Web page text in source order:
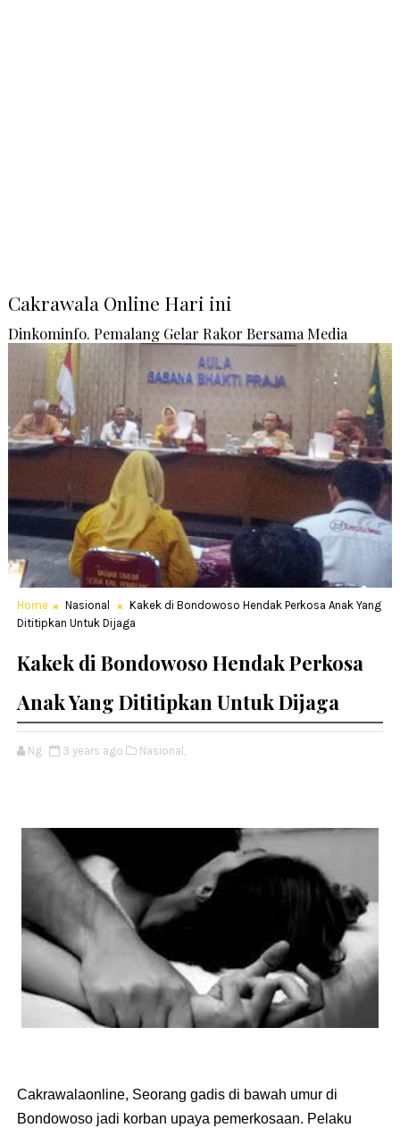
Cakrawala Online Hari ini
Dinkominfo. Pemalang Gelar Rakor Bersama Media
Home Nasional
Kakek di Bondowoso Hendak Perkosa Anak Yang
Dititipkan Untuk Dijaga
Kakek di Bondowoso Hendak Perkosa
Anak Yang Dititipkan Untuk Dijaga
Ng 3 years ago Nasional,
Cakrawalaonline, Seorang gadis di bawah umur di
Bondowoso jadi korban upaya pemerkosaan. Pelaku